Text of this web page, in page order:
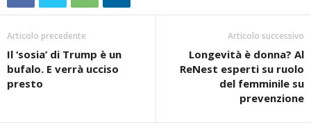
Articolo precedente
Il ‘sosia’ di Trump è un
bufalo. E verrà ucciso
presto
Articolo successivo
Longevità è donna? Al
ReNest esperti su ruolo
del femminile su
prevenzione